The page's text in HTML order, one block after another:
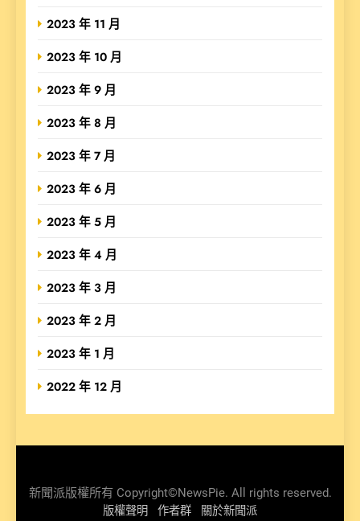
2023 年 11 月
2023 年 10 月
2023 年 9 月
2023 年 8 月
2023 年 7 月
2023 年 6 月
2023 年 5 月
2023 年 4 月
2023 年 3 月
2023 年 2 月
2023 年 1 月
2022 年 12 月
新聞派版權所有 Copyright©NewsPie. All rights reserved.
版權聲明 作者群 關於新聞派